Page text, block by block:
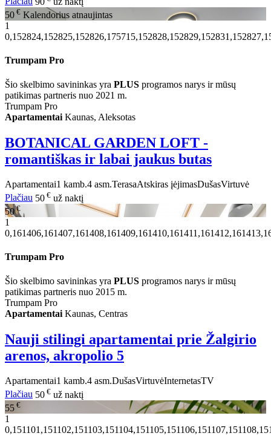
50 € Kalendorius atnaujintas
1
Trumpam Pro
Šio skelbimo savininkas yra PLUS programos narys ir mūsų
patikimas partneris nuo 2021 m.
Trumpam Pro
Apartamentai Kaunas, Aleksotas
BOTANICAL GARDEN LOFT -
romantiškas ir labai jaukus butas
Apartamentai1 kamb.4 asm.TerasaAtskiras įėjimasDušasVirtuvė
Plačiau 50 € už naktį
50€
1
Trumpam Pro
Šio skelbimo savininkas yra PLUS programos narys ir mūsų
patikimas partneris nuo 2015 m.
Trumpam Pro
Apartamentai Kaunas, Centras
Nauji stilingi apartamentai prie Žalgirio
arenos, akropolio 5
Apartamentai1 kamb.4 asm.DušasVirtuvėInternetasTV
Plačiau 50 € už naktį
55 €
1